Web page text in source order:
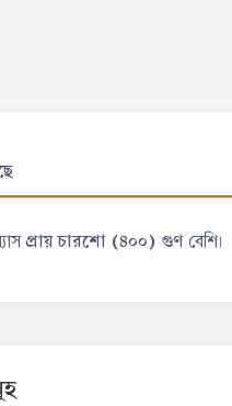
প্রায় চারশো (৪০০) গুণ বেশি।